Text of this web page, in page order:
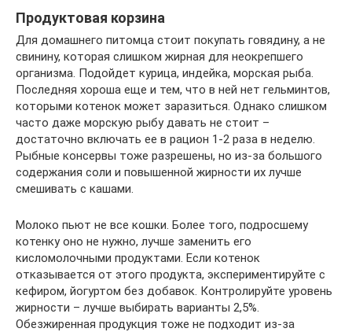
Продуктовая корзина
Для домашнего питомца стоит покупать говядину, а не
свинину, которая слишком жирная для неокрепшего
организма. Подойдет курица, индейка, морская рыба.
Последняя хороша еще и тем, что в ней нет гельминтов,
которыми котенок может заразиться. Однако слишком
часто даже морскую рыбу давать не стоит –
достаточно включать ее в рацион 1-2 раза в неделю.
Рыбные консервы тоже разрешены, но из-за большого
содержания соли и повышенной жирности их лучше
смешивать с кашами.
Молоко пьют не все кошки. Более того, подросшему
котенку оно не нужно, лучше заменить его
кисломолочными продуктами. Если котенок
отказывается от этого продукта, экспериментируйте с
кефиром, йогуртом без добавок. Контролируйте уровень
жирности – лучше выбирать варианты 2,5%.
Обезжиренная продукция тоже не подходит из-за